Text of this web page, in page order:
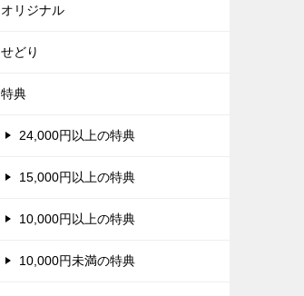
オリジナル
せどり
特典
24,000円以上の特典
15,000円以上の特典
10,000円以上の特典
10,000円未満の特典